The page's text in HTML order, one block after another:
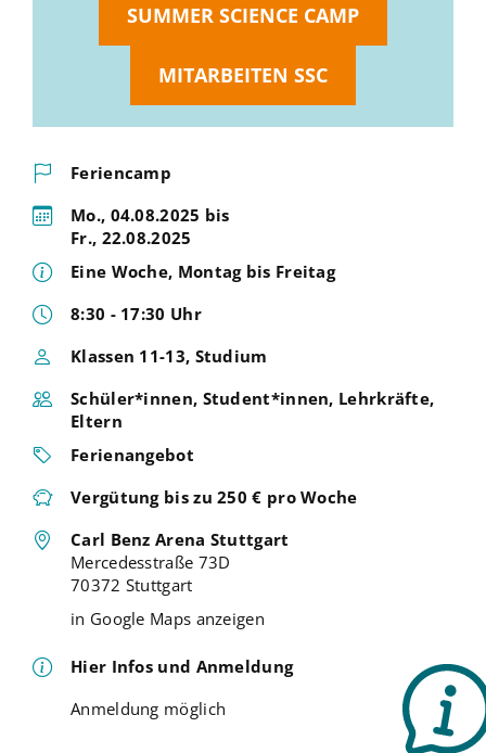
SUMMER SCIENCE CAMP
MITARBEITEN SSC
Feriencamp
Mo., 04.08.2025 bis
Fr., 22.08.2025
Eine Woche, Montag bis Freitag
8:30 - 17:30 Uhr
Klassen 11-13, Studium
Schüler*innen, Student*innen, Lehrkräfte,
Eltern
Ferienangebot
Vergütung bis zu 250 € pro Woche
Carl Benz Arena Stuttgart
Mercedesstraße 73D
70372 Stuttgart
in Google Maps anzeigen
Hier Infos und Anmeldung
Anmeldung möglich